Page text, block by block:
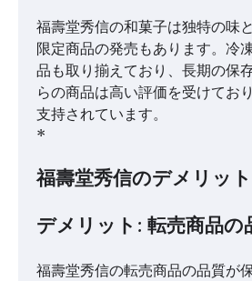
福壽堂秀信の和菓子は独特の味
限定商品の発売もあります。冷
品も取り揃えており、長期の保
らの商品は高い評価を受けてお
支持されています。
*
福壽堂秀信のデメリット
デメリット: 転売商品の
福壽堂秀信の転売商品の品質が